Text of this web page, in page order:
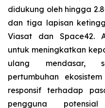
didukung oleh hingga
dan tiga lapisan
Viasat dan Space42.
untuk meningkatkan
ulang mendasar,
pertumbuhan
responsif terhadap
pengguna